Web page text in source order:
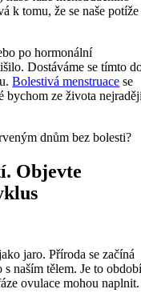
k tomu, že se naše potíže
po hormonální
Dostáváme se tímto
Bolestivá menstruace se
bychom ze života
dnům bez bolesti?
Objevte
jaro. Příroda se začíná
naším tělem. Je to
ovulace mohou naplnit.